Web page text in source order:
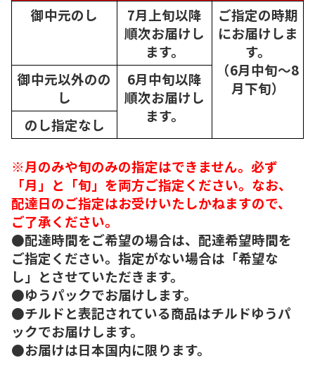
御中元のし
7月上旬以降
順次お届けし
ます。
ご指定の時期
にお届けしま
す。
（6月中旬～8
月下旬）
御中元以外のの
し
6月中旬以降
順次お届けし
ます。
のし指定なし
※月のみや旬のみの指定はできません。必ず
「月」と「旬」を両方ご指定ください。なお、
配達日のご指定はお受けいたしかねますので、
ご了承ください。
●配達時間をご希望の場合は、配達希望時間を
ご指定ください。指定がない場合は「希望な
し」とさせていただきます。
●ゆうパックでお届けします。
●チルドと表記されている商品はチルドゆうパ
ックでお届けします。
●お届けは日本国内に限ります。